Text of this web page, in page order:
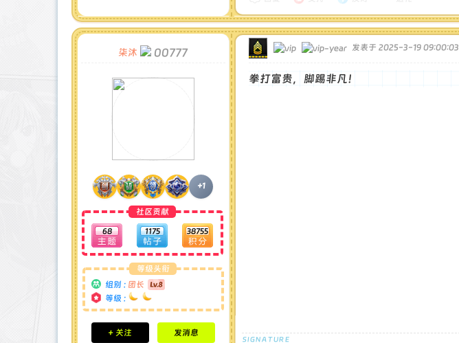
柒沐 00777
+1
社区贡献
68 1175 38755
等级头衔
组别 : 团长
等级 :
积分成就
钻石 : 1 颗
+ 关注 发消息
发表于 2025-3-19 09:00:03
拳打富贵，脚踢非凡！